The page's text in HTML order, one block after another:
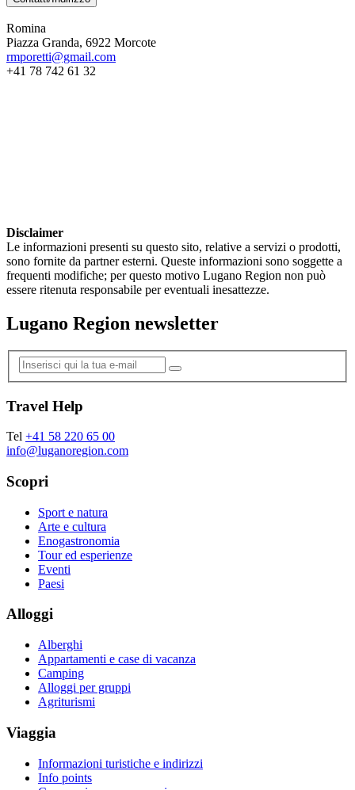
Romina
Piazza Granda, 6922 Morcote
rmporetti@gmail.com
+41 78 742 61 32
Disclaimer
Le informazioni presenti su questo sito, relative a servizi o prodotti,
sono fornite da partner esterni. Queste informazioni sono soggette a
frequenti modifiche; per questo motivo Lugano Region non può
essere ritenuta responsabile per eventuali inesattezze.
Lugano Region newsletter
Travel Help
Tel +41 58 220 65 00
info@luganoregion.com
Scopri
Sport e natura
Arte e cultura
Enogastronomia
Tour ed esperienze
Eventi
Paesi
Alloggi
Alberghi
Appartamenti e case di vacanza
Camping
Alloggi per gruppi
Agriturismi
Viaggia
Informazioni turistiche e indirizzi
Info points